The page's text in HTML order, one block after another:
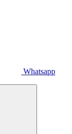
Whatsapp